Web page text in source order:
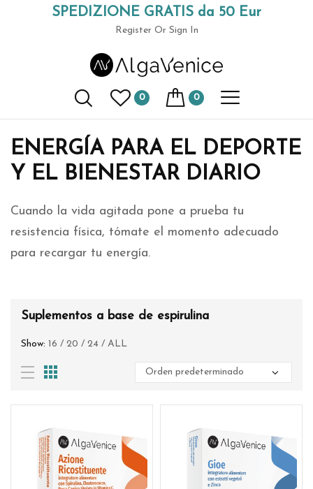
SPEDIZIONE GRATIS da 50 Eur
Register Or Sign In
(+39) 049 9789591
0 0
Suplementos a base de espirulina
Suplementos de
espirulina
ENERGÍA PARA EL DEPORTE
Y EL BIENESTAR DIARIO
Cuando la vida agitada pone a prueba tu
resistencia física, tómate el momento adecuado
para recargar tu energía.
Suplementos a base de espirulina
Show: 16 / 20 / 24 / ALL